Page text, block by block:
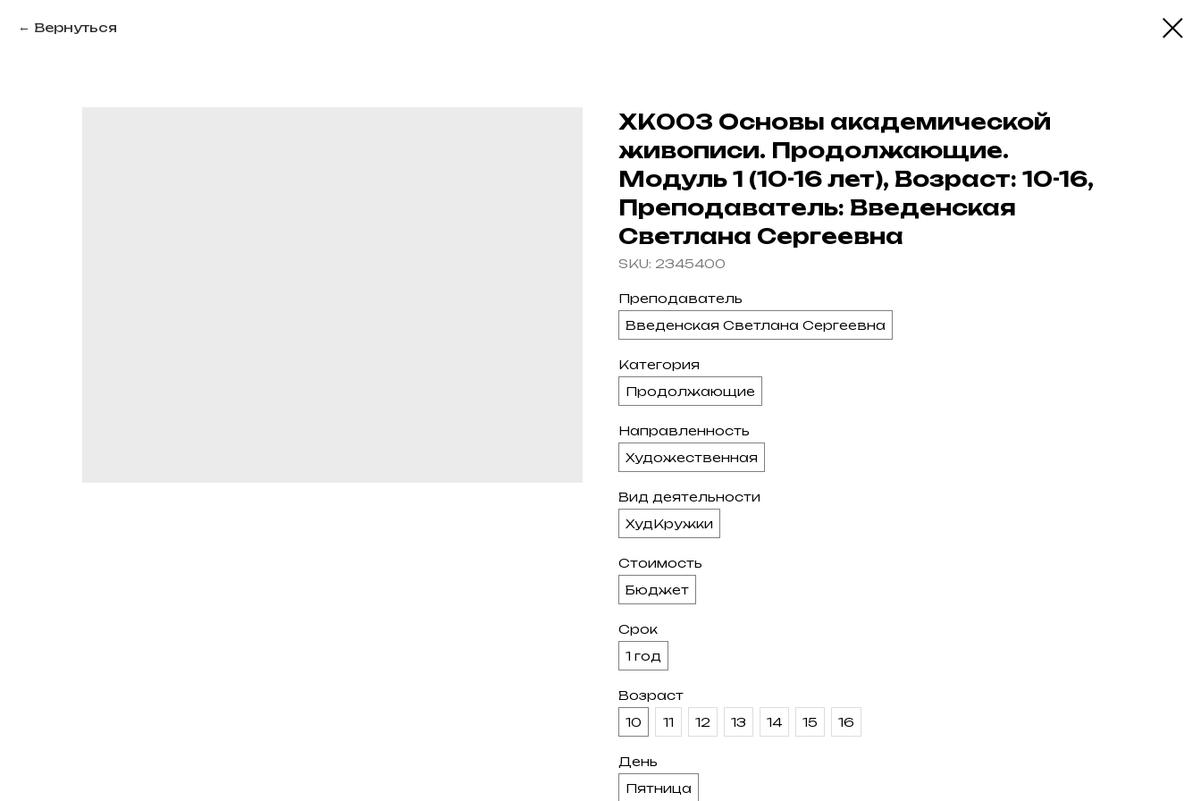
Вернуться
ХК003 Основы академической
живописи. Продолжающие.
Модуль 1 (10-16 лет), Возраст: 10-16,
Преподаватель: Введенская
Светлана Сергеевна
SKU: 2345400
Преподаватель
Введенская Светлана Сергеевна
Категория
Продолжающие
Направленность
Художественная
Вид деятельности
ХудКружки
Стоимость
Бюджет
Срок
1 год
Возраст
10
11 12 13 14 15 16
День
Пятница